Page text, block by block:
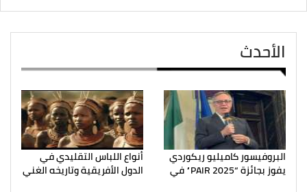
الأحدث
البروفيسور كاميليو ريكوردي
يفوز بجائزة “PAIR 2025” في
أنواع اللباس التقليدي في
الدول الأفريقية وتاريخه الغني